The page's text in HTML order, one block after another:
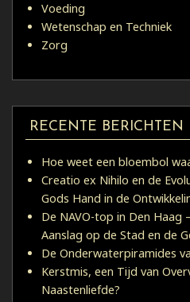
Voeding
Wetenschap en Techniek
Zorg
RECENTE BERICHTEN
Hoe weet een bloembol
Creatio ex Nihilo en de
Gods Hand in de
De NAVO-top in Den Haag
Aanslag op de Stad en de
De Onderwaterpiramides
Kerstmis, een Tijd van
Naastenliefde?